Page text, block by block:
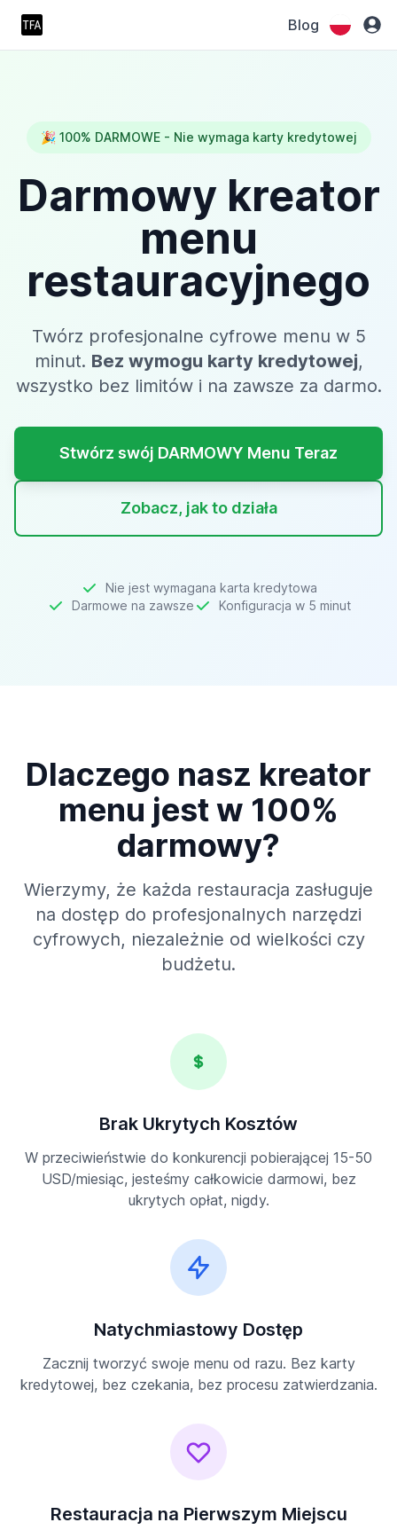
Blog
🎉 100% DARMOWE - Nie wymaga karty kredytowej
Darmowy kreator
menu
restauracyjnego
Twórz profesjonalne cyfrowe menu w 5
minut. Bez wymogu karty kredytowej,
wszystko bez limitów i na zawsze za darmo.
Stwórz swój DARMOWY Menu Teraz
Zobacz, jak to działa
Nie jest wymagana karta kredytowa
Darmowe na zawsze
Konfiguracja w 5 minut
Dlaczego nasz kreator
menu jest w 100%
darmowy?
Wierzymy, że każda restauracja zasługuje
na dostęp do profesjonalnych narzędzi
cyfrowych, niezależnie od wielkości czy
budżetu.
Brak Ukrytych Kosztów
W przeciwieństwie do konkurencji pobierającej 15-50
USD/miesiąc, jesteśmy całkowicie darmowi, bez
ukrytych opłat, nigdy.
Natychmiastowy Dostęp
Zacznij tworzyć swoje menu od razu. Bez karty
kredytowej, bez czekania, bez procesu zatwierdzania.
Restauracja na Pierwszym Miejscu